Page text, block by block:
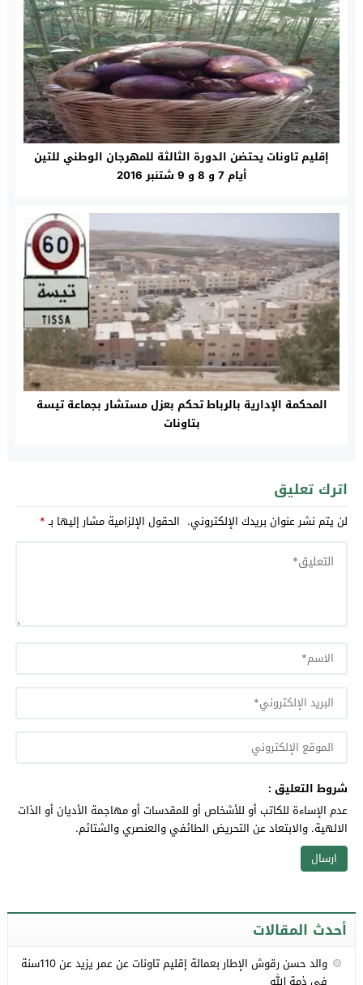
إقليم تاونات يحتضن الدورة الثالثة للمهرجان الوطني للتين
أيام 7 و 8 و 9 شتنبر 2016
المحكمة الإدارية بالرباط تحكم بعزل مستشار بجماعة تيسة
بتاونات
اترك تعليق
لن يتم نشر عنوان بريدك الإلكتروني. الحقول الإلزامية مشار إليها بـ*
شروط التعليق :
عدم الإساءة للكاتب أو للأشخاص أو للمقدسات أو مهاجمة الأديان أو الذات
الالهية. والابتعاد عن التحريض الطائفي والعنصري والشتائم.
أحدث المقالات
والد حسن رقوش الإطار بعمالة إقليم تاونات عن عمر يزيد عن 110سنة